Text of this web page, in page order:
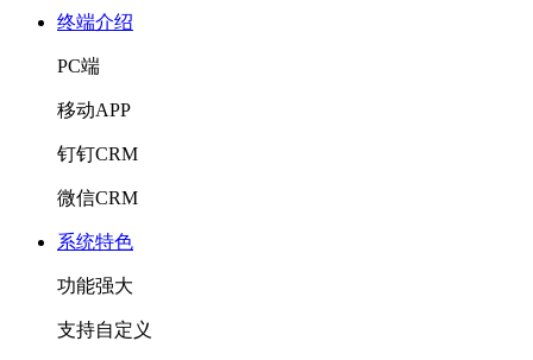
终端介绍
PC端
移动APP
钉钉CRM
微信CRM
系统特色
功能强大
支持自定义